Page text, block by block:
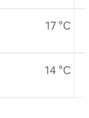
17 °C
14 °C